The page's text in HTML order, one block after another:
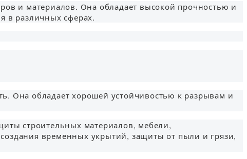
и материалов. Она обладает высокой прочностью и
в различных сферах.
Она обладает хорошей устойчивостью к разрывам и
строительных материалов, мебели,
временных укрытий, защиты от пыли и грязи,